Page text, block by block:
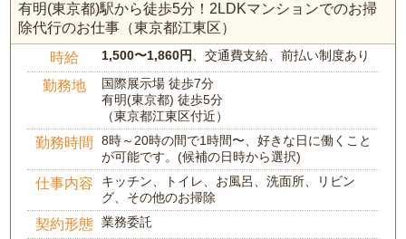
有明(東京都)駅から徒歩5分！2LDKマンションでのお掃
除代行のお仕事（東京都江東区）
時給 1,500〜1,860円 、交通費支給、前払い制度あり
勤務地
国際展示場 徒歩7分
有明(東京都) 徒歩5分
（東京都江東区付近）
勤務時間
8時～20時の間で1時間〜、好きな日に働くこと
が可能です。(候補の日時から選択)
仕事内容
キッチン、トイレ、お風呂、洗面所、リビン
グ、その他のお掃除
契約形態 業務委託